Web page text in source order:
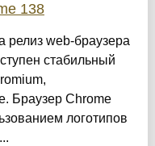
138
релиз web-браузера
стабильный
Браузер Chrome
логотипов